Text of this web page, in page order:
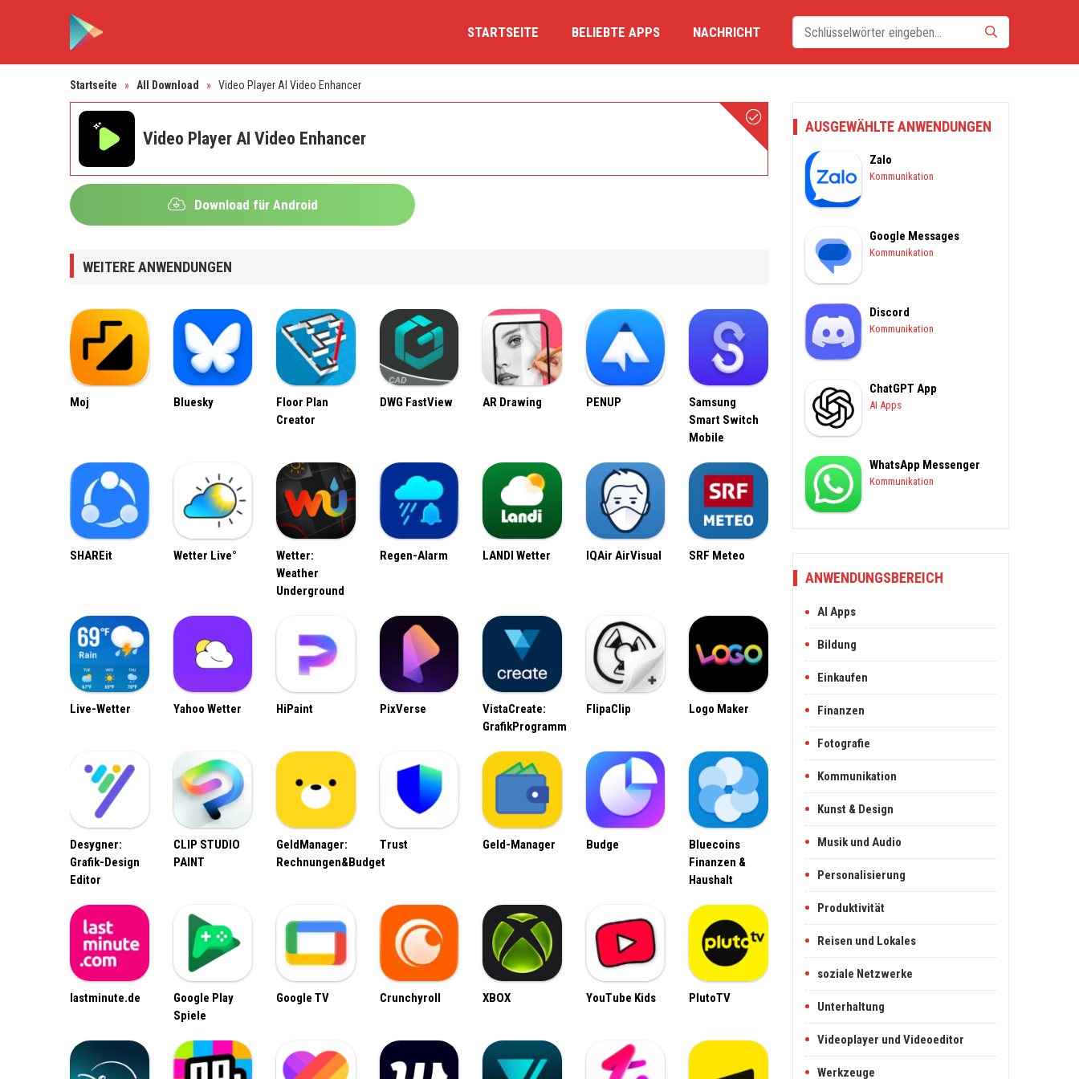
STARTSEITE BELIEBTE APPS NACHRICHT
Startseite » All Download » Video Player AI Video Enhancer
Video Player AI Video Enhancer
Download für Android
WEITERE ANWENDUNGEN
Moj Bluesky
Floor Plan
Creator
DWG FastView AR Drawing PENUP
Samsung
Smart Switch
Mobile
SHAREit Wetter Live°
Wetter:
Weather
Underground
Regen-Alarm LANDI Wetter IQAir AirVisual SRF Meteo
Live-Wetter Yahoo Wetter HiPaint PixVerse
VistaCreate:
GrafikProgramm
FlipaClip Logo Maker
Desygner:
Grafik-Design
Editor
CLIP STUDIO
PAINT
GeldManager:
Rechnungen&Budget
Trust Geld-Manager Budge
Bluecoins
Finanzen &
Haushalt
lastminute.de
Google Play
Spiele
Google TV Crunchyroll XBOX YouTube Kids PlutoTV
AUSGEWÄHLTE ANWENDUNGEN
Zalo
Kommunikation
Google Messages
Kommunikation
Discord
Kommunikation
ChatGPT App
AI Apps
WhatsApp Messenger
Kommunikation
ANWENDUNGSBEREICH
AI Apps
Bildung
Einkaufen
Finanzen
Fotografie
Kommunikation
Kunst & Design
Musik und Audio
Personalisierung
Produktivität
Reisen und Lokales
soziale Netzwerke
Unterhaltung
Videoplayer und Videoeditor
Werkzeuge